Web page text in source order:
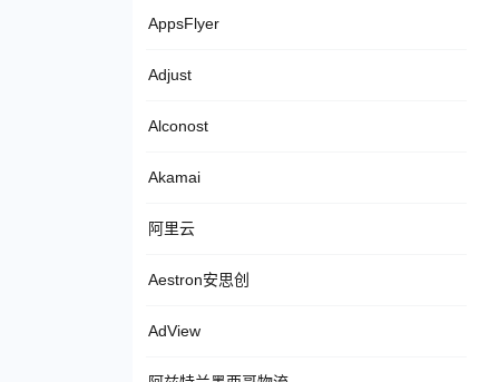
AppsFlyer
Adjust
Alconost
Akamai
阿里云
Aestron安思创
AdView